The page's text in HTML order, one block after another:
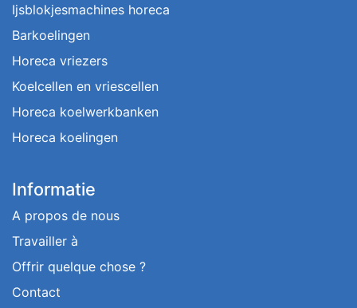
Ijsblokjesmachines horeca
Barkoelingen
Horeca vriezers
Koelcellen en vriescellen
Horeca koelwerkbanken
Horeca koelingen
Informatie
A propos de nous
Travailler à
Offrir quelque chose ?
Contact